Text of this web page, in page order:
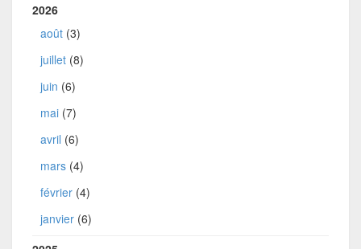
2026
août (3)
juillet (8)
juin (6)
mai (7)
avril (6)
mars (4)
février (4)
janvier (6)